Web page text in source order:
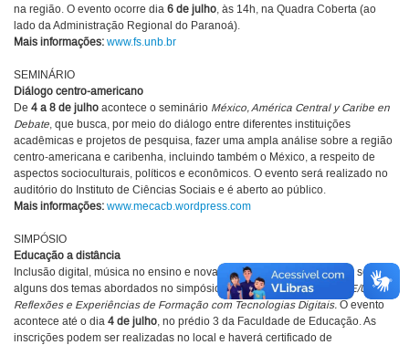
na região. O evento ocorre dia 6 de julho, às 14h, na Quadra Coberta (ao
lado da Administração Regional do Paranoá).
Mais informações: www.fs.unb.br
SEMINÁRIO
Diálogo centro-americano
De 4 a 8 de julho acontece o seminário México, América Central y Caribe en
Debate, que busca, por meio do diálogo entre diferentes instituições
acadêmicas e projetos de pesquisa, fazer uma ampla análise sobre a região
centro-americana e caribenha, incluindo também o México, a respeito de
aspectos socioculturais, políticos e econômicos. O evento será realizado no
auditório do Instituto de Ciências Sociais e é aberto ao público.
Mais informações: www.mecacb.wordpress.com
SIMPÓSIO
Educação a distância
Inclusão digital, música no ensino e novas tecnologias em educação serão
alguns dos temas abordados no simpósio Educação a Distância e FE/UnB:
Reflexões e Experiências de Formação com Tecnologias Digitais. O evento
acontece até o dia 4 de julho, no prédio 3 da Faculdade de Educação. As
inscrições podem ser realizadas no local e haverá certificado de